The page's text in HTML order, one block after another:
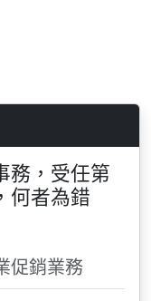
務，受任第
何者為錯
促銷業務